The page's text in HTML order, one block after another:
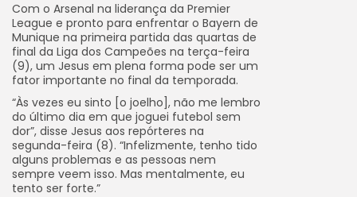
Com o Arsenal na liderança da Premier
League e pronto para enfrentar o Bayern de
Munique na primeira partida das quartas de
final da Liga dos Campeões na terça-feira
(9), um Jesus em plena forma pode ser um
fator importante no final da temporada.
“Às vezes eu sinto [o joelho], não me lembro
do último dia em que joguei futebol sem
dor”, disse Jesus aos repórteres na
segunda-feira (8). “Infelizmente, tenho tido
alguns problemas e as pessoas nem
sempre veem isso. Mas mentalmente, eu
tento ser forte.”